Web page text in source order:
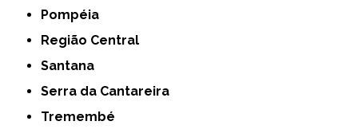
Pompéia
Região Central
Santana
Serra da Cantareira
Tremembé